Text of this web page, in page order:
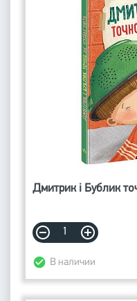
Дмитрик і Бублик
В наличии